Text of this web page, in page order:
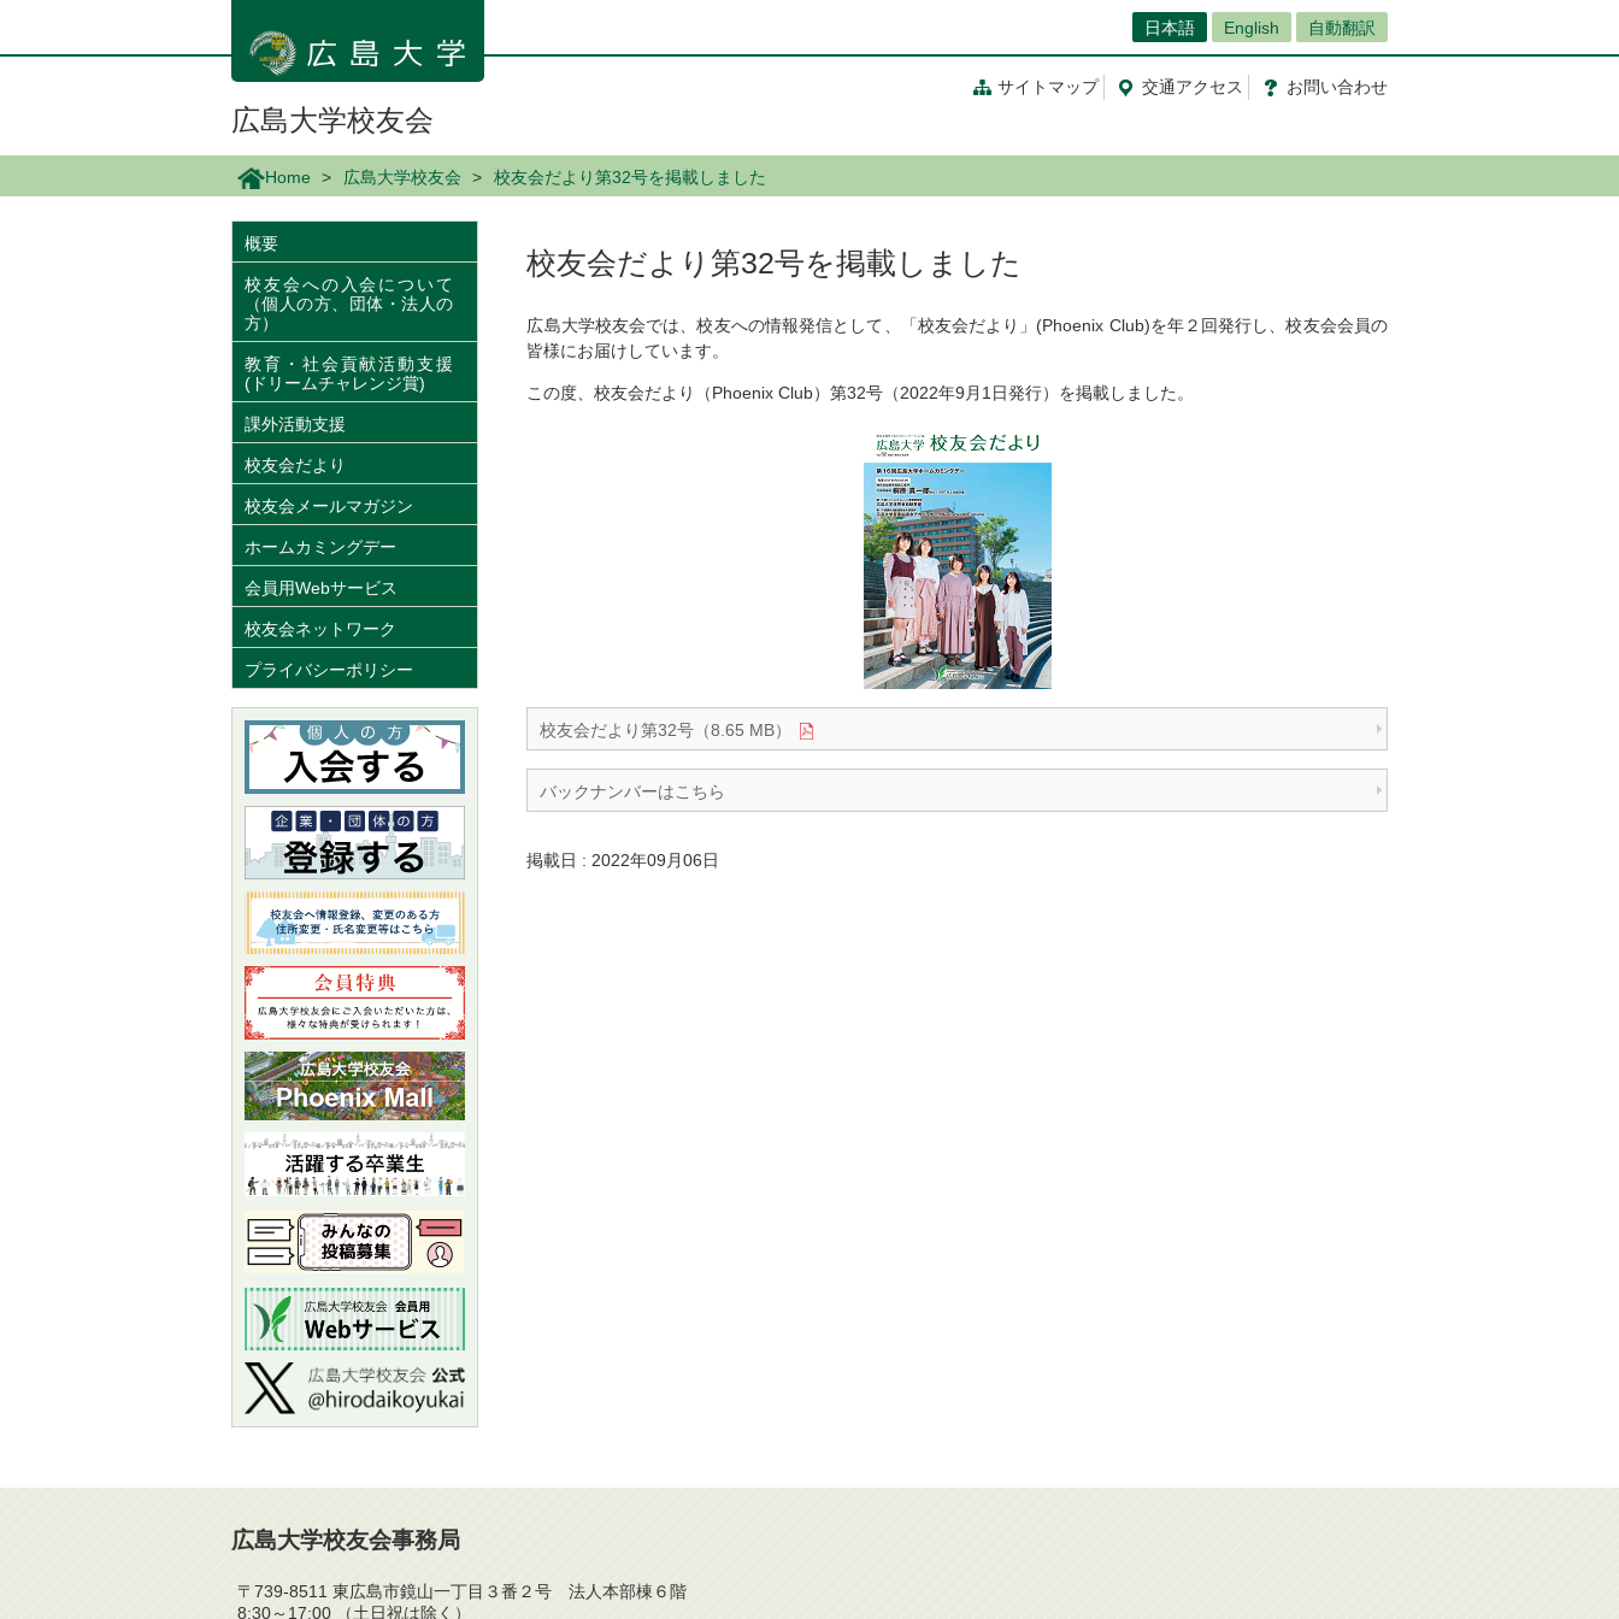
ン
日本語 English 自動翻訳
サイトマップ 交通アクセス お問い合わせ
広島大学校友会
Home 広島大学校友会 校友会だより第32号を掲載しました
校友会だより第32号を掲載しました
広島大学校友会では、校友への情報発信として、「校友会だより」(Phoenix Club)を年２回発行し、校友会会員の
皆様にお届けしています。
この度、校友会だより（Phoenix Club）第32号（2022年9月1日発行）を掲載しました。
校友会だより第32号（8.65 MB）
バックナンバーはこちら
掲載日 : 2022年09月06日
概要
校友会への入会について
（個人の方、団体・法人の
方）
教育・社会貢献活動支援
(ドリームチャレンジ賞)
課外活動支援
校友会だより
校友会メールマガジン
ホームカミングデー
会員用Webサービス
校友会ネットワーク
プライバシーポリシー
広島大学校友会事務局
〒739-8511 東広島市鏡山一丁目３番２号 法人本部棟６階
8:30～17:00 （土日祝は除く）